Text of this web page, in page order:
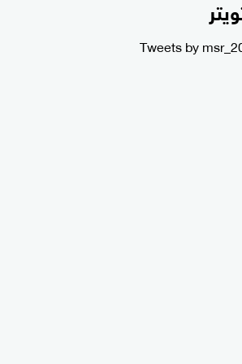
Tweets by